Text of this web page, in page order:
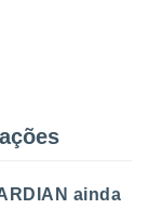
ainda